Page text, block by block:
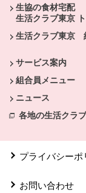
生協の食材宅配
生活クラブ東京
生活クラブ東京
サービス案内
組合員メニュー
ニュース
各地の生活クラ
プライバシーポ
お問い合わせ